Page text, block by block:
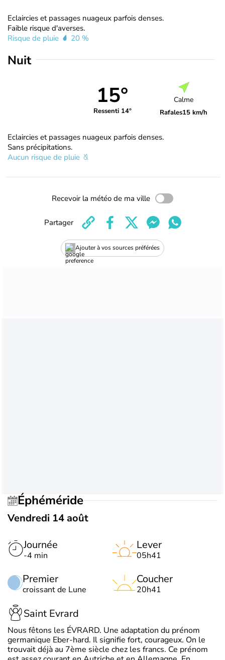
Eclaircies et passages nuageux parfois denses.
Faible risque d'averses.
Risque de pluie
20 %
Nuit
15°
Ressenti 14°
Calme
Rafales15 km/h
Eclaircies et passages nuageux parfois denses.
Sans précipitations.
Aucun risque de pluie
Recevoir la météo de ma ville
Ajouter à vos sources préférées
Partager
Éphéméride
Vendredi 14 août
Journée
-4 min
Premier
croissant de Lune
Lever
05h41
Coucher
20h41
Saint Evrard
Nous fêtons les ÉVRARD. Une adaptation du prénom
germanique Eber-hard. Il signifie fort, courageux. On le
trouvait déjà au 7ème siècle chez les francs. Ce prénom